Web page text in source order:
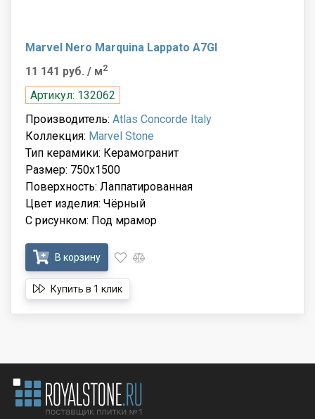
Marvel Nero Marquina Lappato A7GI
11 141 руб. / м2
Артикул: 132062
Производитель: Atlas Concorde Italy
Коллекция: Marvel Stone
Тип керамики: Керамогранит
Размер: 750x1500
Поверхность: Лаппатированная
Цвет изделия: Чёрный
С рисунком: Под мрамор
В корзину
Купить в 1 клик